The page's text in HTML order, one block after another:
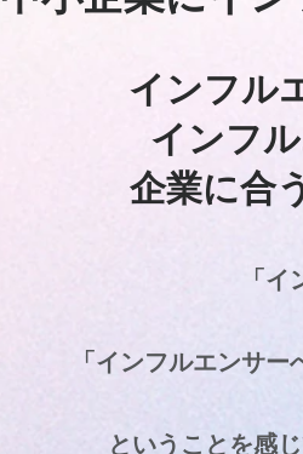
インフル
インフ
企業に合
「
「インフルエンサ
ということを感